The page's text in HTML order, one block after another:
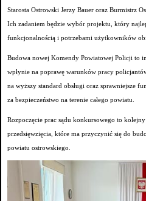
Starosta Ostrowski Jerzy Bauer oraz Burmistrz
Ich zadaniem będzie wybór projektu, który
funkcjonalnością i potrzebami użytkowników
Budowa nowej Komendy Powiatowej Policji to
wpłynie na poprawę warunków pracy
na wyższy standard obsługi oraz sprawniejsze
za bezpieczeństwo na terenie całego powiatu.
Rozpoczęcie prac sądu konkursowego to
przedsięwzięcia, które ma przyczynić się do
powiatu ostrowskiego.